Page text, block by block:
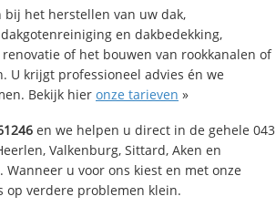
bij het herstellen van uw dak,
en dakbedekking,
of het bouwen van rookkanalen of
U krijgt professioneel advies én we
Bekijk hier onze tarieven »
en we helpen u direct in de gehele 043
Valkenburg, Sittard, Aken en
u voor ons kiest en met onze
op verdere problemen klein.